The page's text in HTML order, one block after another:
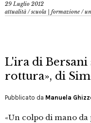
29 Luglio 2012
attualità /scuola | formazione /
L'ira di Bersani
rottura», di
Pubblicato da Manuela
«Un colpo di mano da